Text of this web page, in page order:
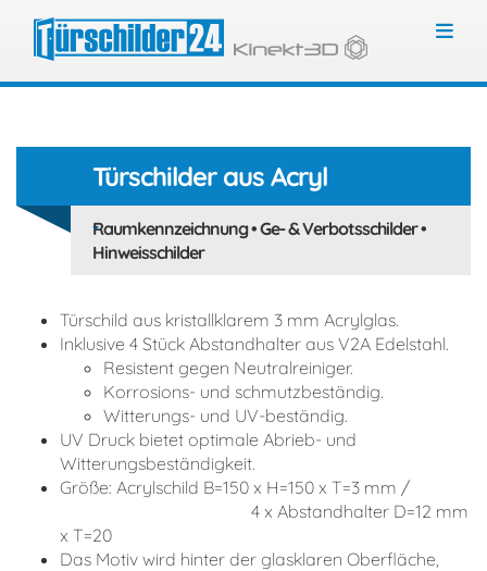
Türschilder aus Acryl
Raumkennzeichnung • Ge- & Verbotsschilder •
Hinweisschilder
Türschild aus kristallklarem 3 mm Acrylglas.
Inklusive 4 Stück Abstandhalter aus V2A Edelstahl.
Resistent gegen Neutralreiniger.
Korrosions- und schmutzbeständig.
Witterungs- und UV-beständig.
UV Druck bietet optimale Abrieb- und
Witterungsbeständigkeit.
Größe: Acrylschild B=150 x H=150 x T=3 mm /
4 x Abstandhalter D=12 mm
x T=20
Das Motiv wird hinter der glasklaren Oberfläche,